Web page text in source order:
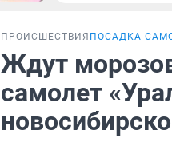
ПРОИСШЕСТВИЯ ПОСАДКА
Ждут
самолет